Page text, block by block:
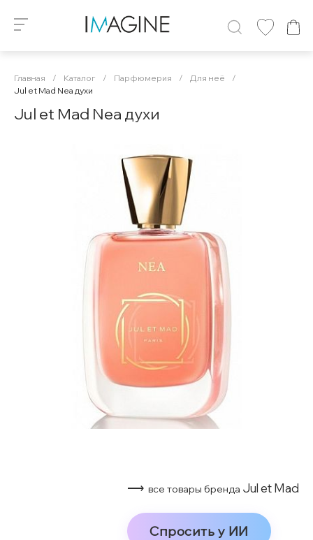
Главная / Каталог / Парфюмерия / Для неё
/
Jul et Mad Nea духи
Jul et Mad Nea духи
⟶ все товары бренда Jul et Mad
Спросить у ИИ